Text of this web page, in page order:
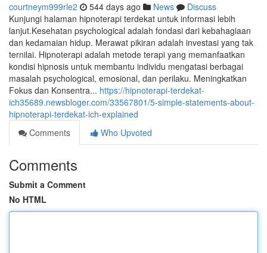
courtneym999rle2 544 days ago News
Discuss
Kunjungi halaman hipnoterapi terdekat untuk informasi lebih
lanjut.Kesehatan psychological adalah fondasi dari kebahagiaan
dan kedamaian hidup. Merawat pikiran adalah investasi yang tak
ternilai. Hipnoterapi adalah metode terapi yang memanfaatkan
kondisi hipnosis untuk membantu individu mengatasi berbagai
masalah psychological, emosional, dan perilaku. Meningkatkan
Fokus dan Konsentra... https://hipnoterapi-terdekat-
ich35689.newsbloger.com/33567801/5-simple-statements-about-
hipnoterapi-terdekat-ich-explained
Comments
Who Upvoted
Comments
Submit a Comment
No HTML